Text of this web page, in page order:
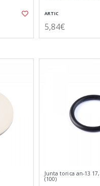
ARTIC
5,84€
Junta torica an-13
(100)